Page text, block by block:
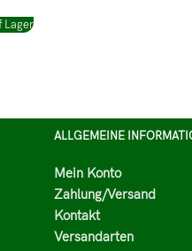
Lager
ALLGEMEINE
Mein Konto
Zahlung/Versand
Kontakt
Versandarten